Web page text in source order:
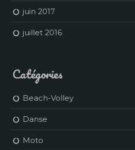
juin 2017
juillet 2016
Catégories
Beach-Volley
Danse
Moto